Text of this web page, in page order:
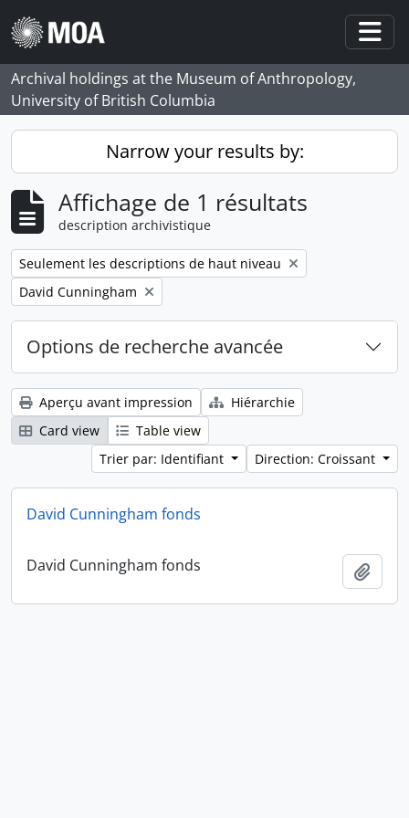
Skip to main content
Archival holdings at the Museum of Anthropology,
University of British Columbia
Narrow your results by:
Affichage de 1 résultats
description archivistique
Remove filter:
Seulement les descriptions de haut niveau
Remove filter:
David Cunningham
Options de recherche avancée
Aperçu avant impression
Hiérarchie
Card view
Table view
Trier par: Identifiant
Direction: Croissant
David Cunningham fonds
David Cunningham fonds